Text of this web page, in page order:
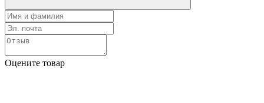
Оцените товар